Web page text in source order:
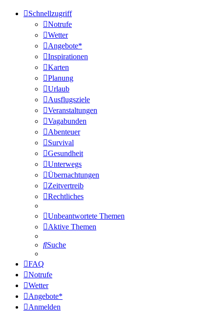
Schnellzugriff
Notrufe
Wetter
Angebote*
Inspirationen
Karten
Planung
Urlaub
Ausflugsziele
Veranstaltungen
Vagabunden
Abenteuer
Survival
Gesundheit
Unterwegs
Übernachtungen
Zeitvertreib
Rechtliches
Unbeantwortete Themen
Aktive Themen
Suche
FAQ
Notrufe
Wetter
Angebote*
Anmelden